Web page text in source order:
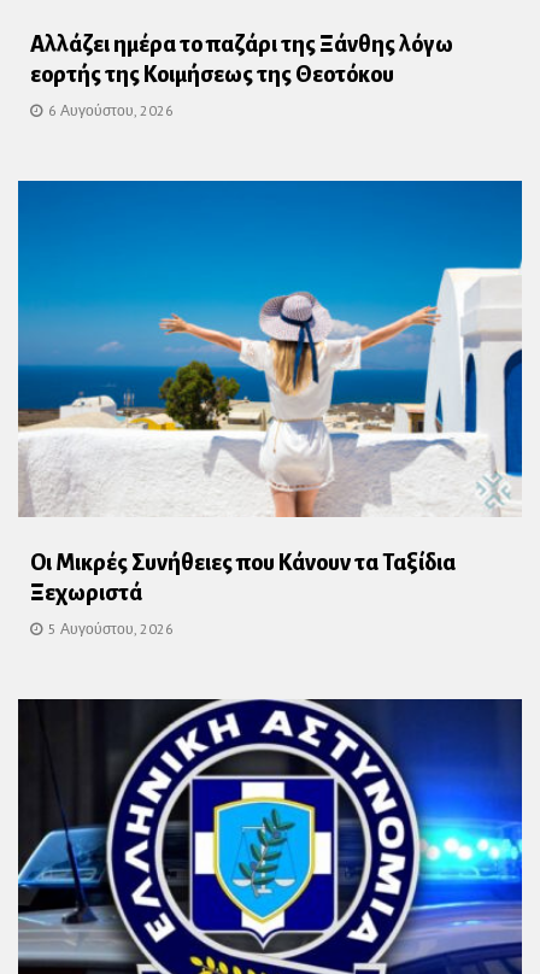
Αλλάζει ημέρα το παζάρι της Ξάνθης λόγω
εορτής της Κοιμήσεως της Θεοτόκου
6 Αυγούστου, 2026
Οι Μικρές Συνήθειες που Κάνουν τα Ταξίδια
Ξεχωριστά
5 Αυγούστου, 2026